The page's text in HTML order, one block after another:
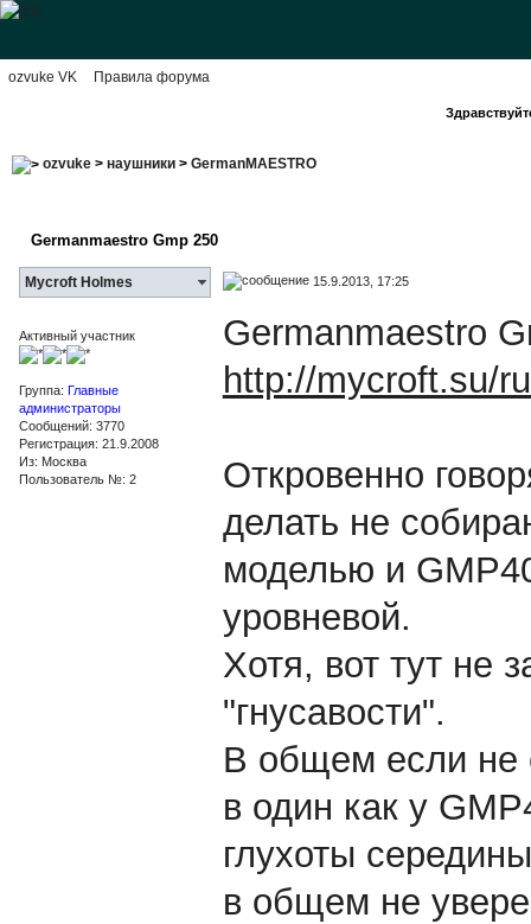
ozvuke VK Правила форума
ozvuke> наушники> GermanMAESTRO
Germanmaestro Gmp 250
Mycroft Holmes 15.9.2013, 17:25
Активный участник
Группа: Главные
администраторы
Сообщений: 3770
Регистрация: 21.9.2008
Из: Москва
Пользователь №: 2
Germanmaestro
http://mycroft.su/
Откровенно
делать не
моделью и
уровневой.
Хотя, вот тут не
"гнусавости".
В общем если не
в один как у
глухоты
в общем не